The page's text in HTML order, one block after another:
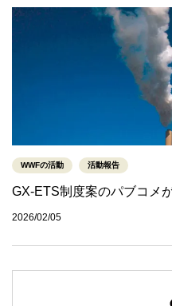
WWFの活動 活動報告
GX-ETS制度案のパブコメ
2026/02/05